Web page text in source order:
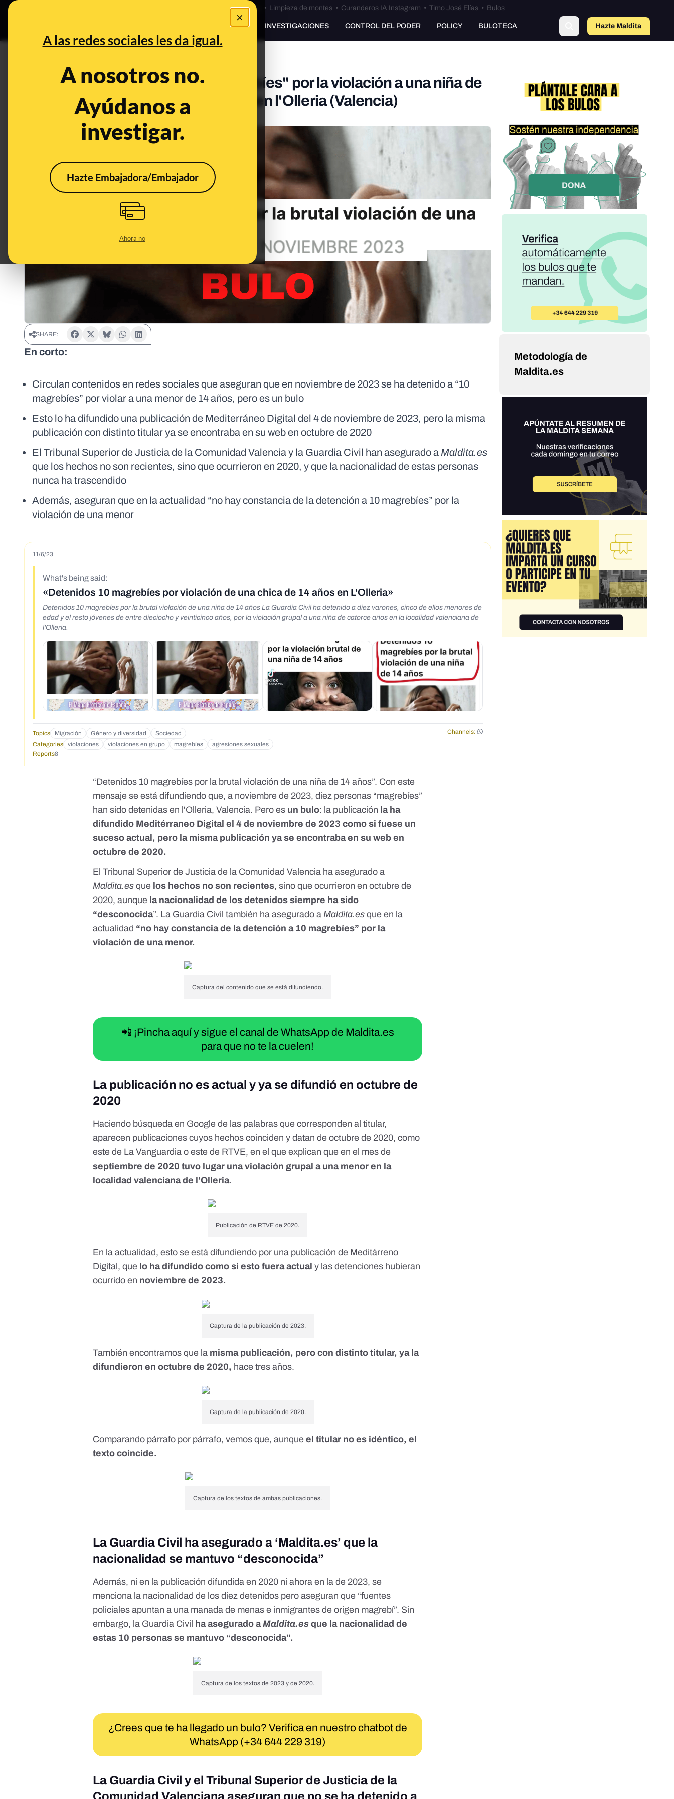
×
A las redes sociales les da igual.
A nosotros no.
Ayúdanos a
investigar.
Hazte Embajadora/Embajador
Ahora no
Bulos Ceuta • Limpieza de montes• Curanderos IA Instagram • Timo José Elías• Bulos
PREBUNKING INVESTIGACIONES CONTROL DEL PODER POLICY BULOTECA Hazte Maldito
No, no se ha detenido a "10 magrebíes" por la violación a una niña de
14 años a 4 de noviembre de 2023 en l'Olleria (Valencia)
Nov 8, 2023, 6:21:57 PM
SHARE:
En corto:
Circulan contenidos en redes sociales que aseguran que en noviembre de 2023 se ha detenido a “10
magrebíes” por violar a una menor de 14 años, pero es un bulo
Esto lo ha difundido una publicación de Mediterráneo Digital del 4 de noviembre de 2023, pero la misma
publicación con distinto titular ya se encontraba en su web en octubre de 2020
El Tribunal Superior de Justicia de la Comunidad Valencia y la Guardia Civil han asegurado a Maldita.es
que los hechos no son recientes, sino que ocurrieron en 2020, y que la nacionalidad de estas personas
nunca ha trascendido
Además, aseguran que en la actualidad “no hay constancia de la detención a 10 magrebíes” por la
violación de una menor
11/6/23
What's being said:
«Detenidos 10 magrebíes por violación de una chica de 14 años en L'Olleria»
Detenidos 10 magrebíes por la brutal violación de una niña de 14 años La Guardia Civil ha detenido a diez varones, cinco de ellos menores de
edad y el resto jóvenes de entre dieciocho y veinticinco años, por la violación grupal a una niña de catorce años en la localidad valenciana de
l'Olleria.
Topics Migración Género y diversidad Sociedad
Channels:
Categories
violaciones violaciones en grupo magrebíes
agresiones sexuales
Reports8
“Detenidos 10 magrebíes por la brutal violación de una niña de 14 años”. Coneste
mensaje se está difundiendo que, a noviembre de 2023, diez personas “magrebíes”
han sido detenidas en l'Olleria, Valencia. Pero es un bulo: la publicación la ha
difundido Meditérraneo Digital el4 de noviembre de 2023 como si fuese un
suceso actual, pero la misma publicaciónya se encontraba en su web en
octubre de 2020.
El Tribunal Superior de Justicia de la Comunidad Valencia ha asegurado a
Maldita.es que los hechos no son recientes, sino queocurrieron en octubre de
2020, aunque la nacionalidad de los detenidos siempre ha sido
“desconocida”. La Guardia Civil también ha asegurado aMaldita.es que en la
actualidad “no hay constancia de la detención a 10 magrebíes” por la
violación de una menor.
Captura del contenido que se está difundiendo.
📲 ¡Pincha aquí y sigue el canal de WhatsApp de Maldita.es
para que no te la cuelen!
La publicación no es actual y ya se difundió en octubre de
2020
Haciendo búsqueda en Google de las palabras que corresponden al titular,
aparecen publicaciones cuyos hechos coinciden y datan de octubre de 2020, como
este de La Vanguardia oeste de RTVE, en el que explican que en el mes de
septiembre de 2020 tuvo lugar una violación grupal a una menor en la
localidad valenciana de l'Olleria.
Publicación de RTVE de 2020.
En la actualidad, esto se está difundiendo por una publicación de Meditárreno
Digital, que lo hadifundido como si esto fuera actualy las detenciones hubieran
ocurrido en noviembre de 2023.
Captura de la publicación de 2023.
También encontramos que la misma publicación, pero con distinto titular, ya la
difundieron en octubre de 2020, hace tres años.
Captura de la publicación de 2020.
Comparando párrafo por párrafo, vemos que, aunqueel titular no es idéntico, el
texto coincide.
Captura de los textos de ambas publicaciones.
La Guardia Civil ha asegurado a ‘Maldita.es’ que la
nacionalidad se mantuvo “desconocida”
Además, ni en la publicación difundida en 2020 ni ahora en la de 2023, se
menciona la nacionalidad de los diez detenidos pero aseguran que “fuentes
policiales apuntan a una manada de menas e inmigrantes de origen magrebí”. Sin
embargo, la Guardia Civil ha asegurado aMaldita.es que la nacionalidad de
estas 10 personas se mantuvo “desconocida”.
Captura de los textos de 2023 y de 2020.
¿Crees que te ha llegado un bulo? Verifica en nuestro chatbot de
WhatsApp (+34 644 229 319)
La Guardia Civil y el Tribunal Superior de Justicia de la
Metodología de
Maldita.es